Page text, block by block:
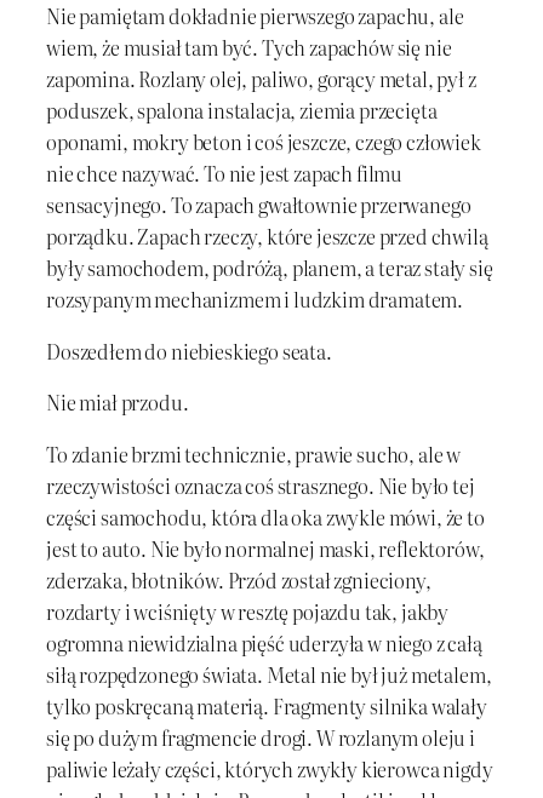
Nie pamiętam dokładnie pierwszego zapachu, ale
wiem, że musiał tam być. Tych zapachów się nie
zapomina. Rozlany olej, paliwo, gorący metal, pył z
poduszek, spalona instalacja, ziemia przecięta
oponami, mokry beton i coś jeszcze, czego człowiek
nie chce nazywać. To nie jest zapach filmu
sensacyjnego. To zapach gwałtownie przerwanego
porządku. Zapach rzeczy, które jeszcze przed chwilą
były samochodem, podróżą, planem, a teraz stały się
rozsypanym mechanizmem i ludzkim dramatem.
Doszedłem do niebieskiego seata.
Nie miał przodu.
To zdanie brzmi technicznie, prawie sucho, ale w
rzeczywistości oznacza coś strasznego. Nie było tej
części samochodu, która dla oka zwykle mówi, że to
jest to auto. Nie było normalnej maski, reflektorów,
zderzaka, błotników. Przód został zgnieciony,
rozdarty i wciśnięty w resztę pojazdu tak, jakby
ogromna niewidzialna pięść uderzyła w niego z całą
siłą rozpędzonego świata. Metal nie był już metalem,
tylko poskręcaną materią. Fragmenty silnika walały
się po dużym fragmencie drogi. W rozlanym oleju i
paliwie leżały części, których zwykły kierowca nigdy